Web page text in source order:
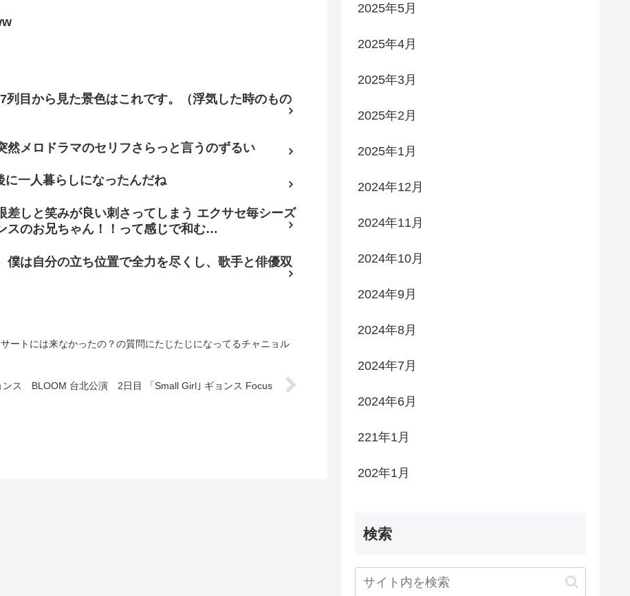
目から見た景色はこれです。（浮気した時のもの
然メロドラマのセリフさらっと言うのずるい
一人暮らしになったんだね
しと笑みが良い刺さってしまう エクサセ毎シーズ
スのお兄ちゃん！！って感じで和む…
僕は自分の立ち位置で全力を尽くし、歌手と俳優双
ートには来なかったの？の質問にたじたじになってるチャニョル
ンス BLOOM 台北公演 2日目 「Small Girl｣ ギョンス Focus
2025年5月
2025年4月
2025年3月
2025年2月
2025年1月
2024年12月
2024年11月
2024年10月
2024年9月
2024年8月
2024年7月
2024年6月
221年1月
202年1月
検索